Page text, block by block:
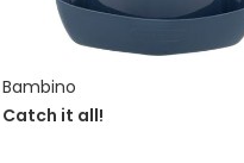
Bambino
Catch it all!